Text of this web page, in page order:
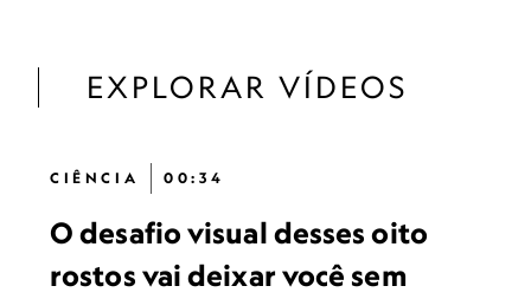
EXPLORAR VÍDEOS
CIÊNCIA 00:34
O desafio visual desses oito
rostos vai deixar você sem